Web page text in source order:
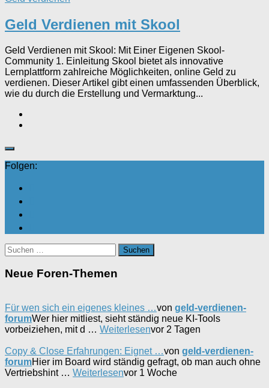
Geld Verdienen mit Skool
Geld Verdienen mit Skool: Mit Einer Eigenen Skool-
Community 1. Einleitung Skool bietet als innovative
Lernplattform zahlreiche Möglichkeiten, online Geld zu
verdienen. Dieser Artikel gibt einen umfassenden Überblick,
wie du durch die Erstellung und Vermarktung...
Folgen:
Suchen
nach:
Neue Foren-Themen
Für wen sich ein eigenes kleines …von geld-verdienen-
forumWer hier mitliest, sieht ständig neue KI-Tools
vorbeiziehen, mit d … Weiterlesenvor 2 Tagen
Copy & Close Erfahrungen: Eignet …von geld-verdienen-
forumHier im Board wird ständig gefragt, ob man auch ohne
Vertriebshint … Weiterlesenvor 1 Woche